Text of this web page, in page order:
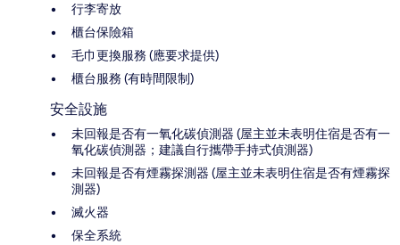
行李寄放
櫃台保險箱
毛巾更換服務 (應要求提供)
櫃台服務 (有時間限制)
安全設施
未回報是否有一氧化碳偵測器 (屋主並未表明住宿是否有一
氧化碳偵測器；建議自行攜帶手持式偵測器)
未回報是否有煙霧探測器 (屋主並未表明住宿是否有煙霧探
測器)
滅火器
保全系統